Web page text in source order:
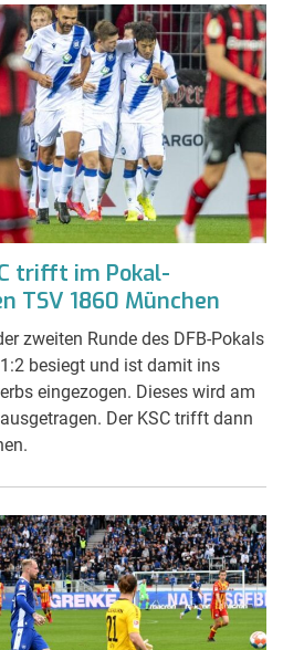
trifft im Pokal-
TSV 1860 München
zweiten Runde des DFB-Pokals
besiegt und ist damit ins
eingezogen. Dieses wird am
Der KSC trifft dann